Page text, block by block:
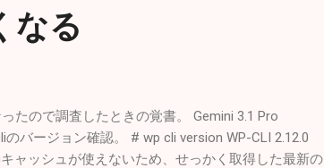
なる
たので調査したときの覚書。 Gemini 3.1 Pro
のバージョン確認。 # wp cli version WP-CLI 2.12.0
ャッシュが使えないため、せっかく取得した最新の